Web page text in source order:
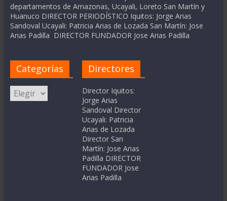
departamentos de Amazonas, Ucayali, Loreto San Martín y
Huanuco DIRECTOR PERIODÍSTICO Iquitos: Jorge Arias
Sandoval Ucayali: Patricia Arias de Lozada San Martín: Jose
Arias Padilla DIRECTOR FUNDADOR Jose Arias Padilla
Categorías
Categorías
Directores
Director Iquitos:
Jorge Arias
Sandoval Director
Ucayali: Patricia
Arias de Lozada
Director San
Martín: Jose Arias
Padilla DIRECTOR
FUNDADOR Jose
Arias Padilla